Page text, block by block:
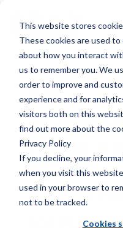
This website stores
These cookies are used
about how you interact
us to remember you. We
order to improve and
experience and for
visitors both on this
find out more about the
Privacy Policy
If you decline, your
when you visit this
used in your browser to
not to be tracked.
Cookies
Marley NC
规格
NC 冷却塔
Cube BT 蒸
用户手册
SGS PR系列
SGS FL系